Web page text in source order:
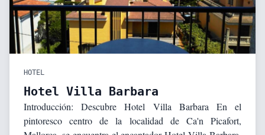
HOTEL
Hotel Villa Barbara
Introducción: Descubre Hotel Villa Barbara En el
pintoresco centro de la localidad de Ca'n Picafort,